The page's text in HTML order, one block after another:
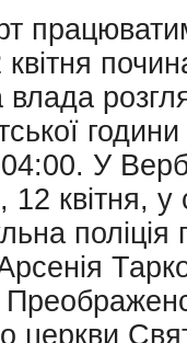
години
У
квітня, у
поліція
церкви